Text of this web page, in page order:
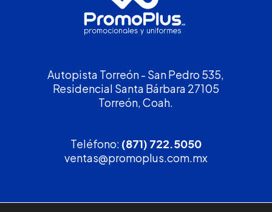
Autopista Torreón - San Pedro 535,
Residencial Santa Bárbara 27105
Torreón, Coah.
Teléfono: (871) 722.5050
ventas@promoplus.com.mx